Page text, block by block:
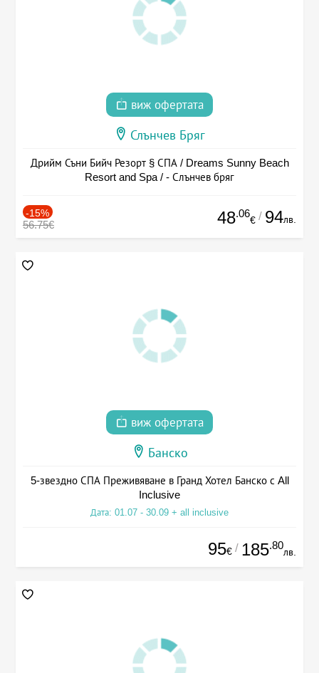
виж офертата
Слънчев Бряг
Дрийм Съни Бийч Резорт § СПА / Dreams Sunny Beach
Resort and Spa / - Слънчев бряг
-15%
56.75€ 48.06
€ / 94лв.
виж офертата
Банско
5-звездно СПА Преживяване в Гранд Хотел Банско с All
Inclusive
Дата: 01.07 - 30.09 + all inclusive
95€ / 185.80
лв.